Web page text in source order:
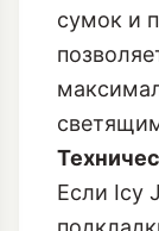
сумок и
Если Icy